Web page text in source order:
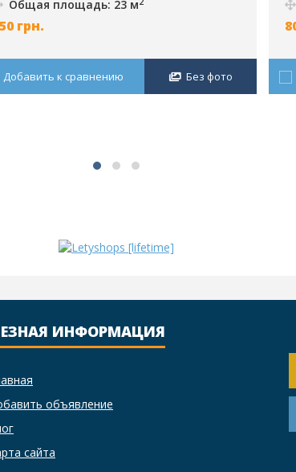
Общая площадь: 23 м
грн.
Добавить к сравнению Без фото
ИНФОРМАЦИЯ
объявление
сайта